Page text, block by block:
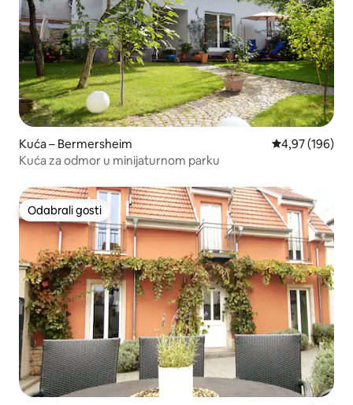
Kuća – Bermersheim Prosječna
4,97 (196)
Kuća za odmor u minijaturnom parku
Odabrali gosti
Odabrali gosti